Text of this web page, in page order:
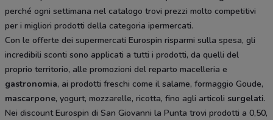
perché ogni settimana nel catalogo trovi prezzi molto competitivi
per i migliori prodotti della categoria ipermercati.
Con le offerte dei supermercati Eurospin risparmi sulla spesa, gli
incredibili sconti sono applicati a tutti i prodotti, da quelli del
proprio territorio, alle promozioni del reparto macelleria e
gastronomia, ai prodotti freschi come il salame, formaggio Goude,
mascarpone, yogurt, mozzarelle, ricotta, fino agli articoli surgelati.
Nei discount Eurospin di San Giovanni la Punta trovi prodotti a 0,50,